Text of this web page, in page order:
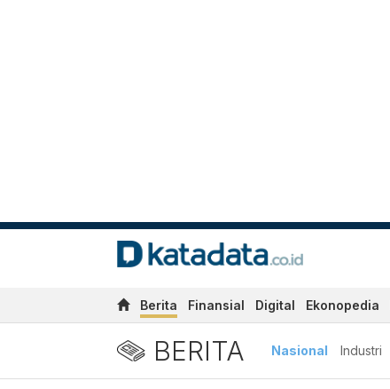
Berita Finansial Digital Ekonopedia
BERITA Nasional Industri